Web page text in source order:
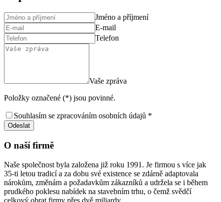
Jméno a příjmení
E-mail
Telefon
Vaše zpráva
Položky označené (*) jsou povinné.
Souhlasím se zpracováním osobních údajů *
Odeslat
O naší firmě
Naše společnost byla založena již roku 1991. Je firmou s více jak
35-ti letou tradicí a za dobu své existence se zdárně adaptovala
nárokům, změnám a požadavkům zákazníků a udržela se i během
prudkého poklesu nabídek na stavebním trhu, o čemž svědčí
celkový obrat firmy přes dvě miliardy.